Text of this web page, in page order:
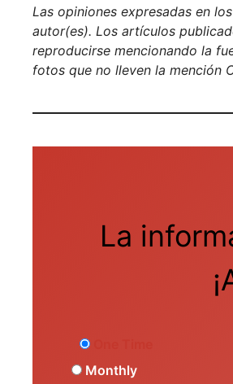
Las opiniones expresadas en
autor(es). Los artículos
reproducirse mencionando la
fotos que no lleven la mención
La
Monthly